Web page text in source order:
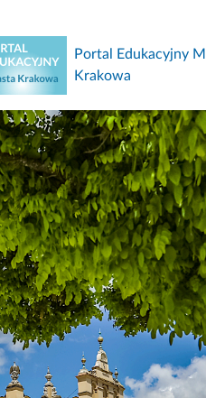
Kraków w dobrym
kierunku